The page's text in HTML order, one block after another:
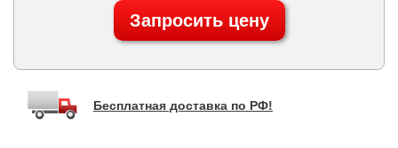
Запросить цену
Бесплатная доставка по РФ!